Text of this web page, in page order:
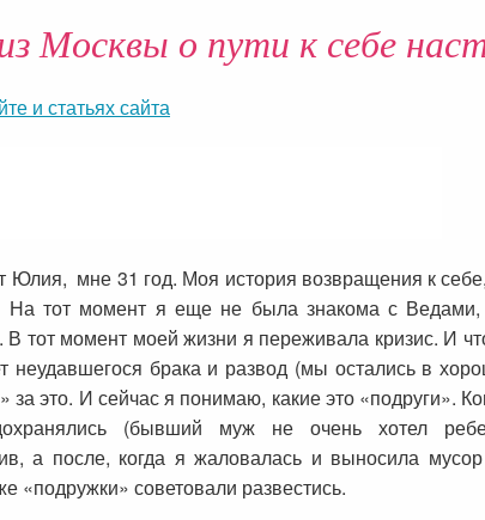
Москвы о пути к себе
и статьях сайта
Юлия, мне 31 год. Моя история возвращения к
На тот момент я еще не была знакома с Ведами,
В тот момент моей жизни я переживала кризис. И
неудавшегося брака и развод (мы остались в
за это. И сейчас я понимаю, какие это «подруги».
(бывший муж не очень хотел
а после, когда я жаловалась и выносила
«подружки» советовали развестись.